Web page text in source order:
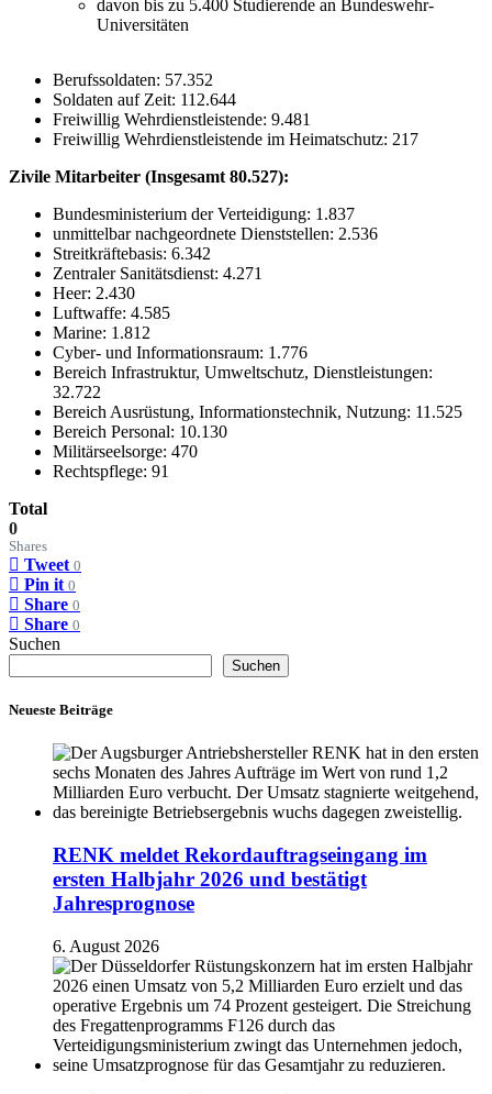
davon bis zu 5.400 Studierende an Bundeswehr-
Universitäten
Berufssoldaten: 57.352
Soldaten auf Zeit: 112.644
Freiwillig Wehrdienstleistende: 9.481
Freiwillig Wehrdienstleistende im Heimatschutz: 217
Zivile Mitarbeiter (Insgesamt 80.527):
Bundesministerium der Verteidigung: 1.837
unmittelbar nachgeordnete Dienststellen: 2.536
Streitkräftebasis: 6.342
Zentraler Sanitätsdienst: 4.271
Heer: 2.430
Luftwaffe: 4.585
Marine: 1.812
Cyber- und Informationsraum: 1.776
Bereich Infrastruktur, Umweltschutz, Dienstleistungen:
32.722
Bereich Ausrüstung, Informationstechnik, Nutzung: 11.525
Bereich Personal: 10.130
Militärseelsorge: 470
Rechtspflege: 91
Total
0
Shares
Tweet 0
Pin it 0
Share 0
Share 0
Suchen
Suchen
Neueste Beiträge
RENK meldet Rekordauftragseingang im
ersten Halbjahr 2026 und bestätigt
Jahresprognose
6. August 2026